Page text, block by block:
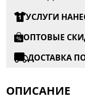
УСЛУГИ
ОПТОВЫЕ
ДОСТАВКА
ОПИСАНИЕ